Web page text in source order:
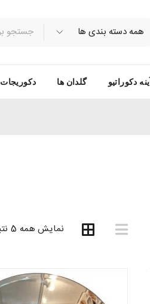
آینه دکوراتیو گلدان ها دکوریجات
نمایش همه 5 نتیجه